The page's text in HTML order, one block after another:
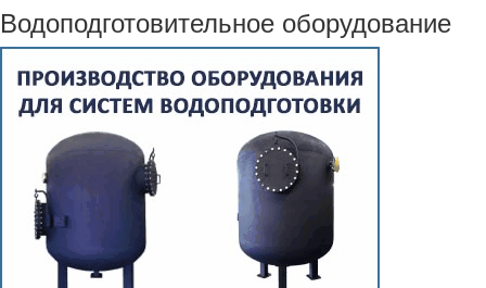
Водоподготовительное оборудование